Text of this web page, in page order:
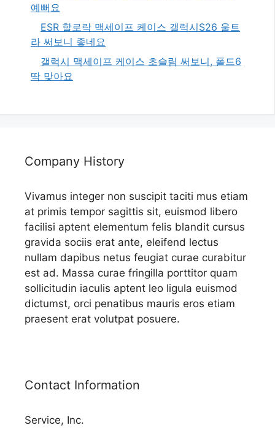
예뻐요
ESR 할로락 맥세이프 케이스 갤럭시S26 울트
라 써보니 좋네요
갤럭시 맥세이프 케이스 초슬림 써보니, 폴드6
딱 맞아요
Company History
Vivamus integer non suscipit taciti mus etiam
at primis tempor sagittis sit, euismod libero
facilisi aptent elementum felis blandit cursus
gravida sociis erat ante, eleifend lectus
nullam dapibus netus feugiat curae curabitur
est ad. Massa curae fringilla porttitor quam
sollicitudin iaculis aptent leo ligula euismod
dictumst, orci penatibus mauris eros etiam
praesent erat volutpat posuere.
Contact Information
Service, Inc.